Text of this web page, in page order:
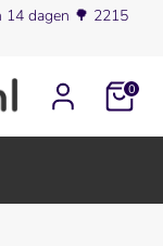
14 dagen 🌳 2215
0